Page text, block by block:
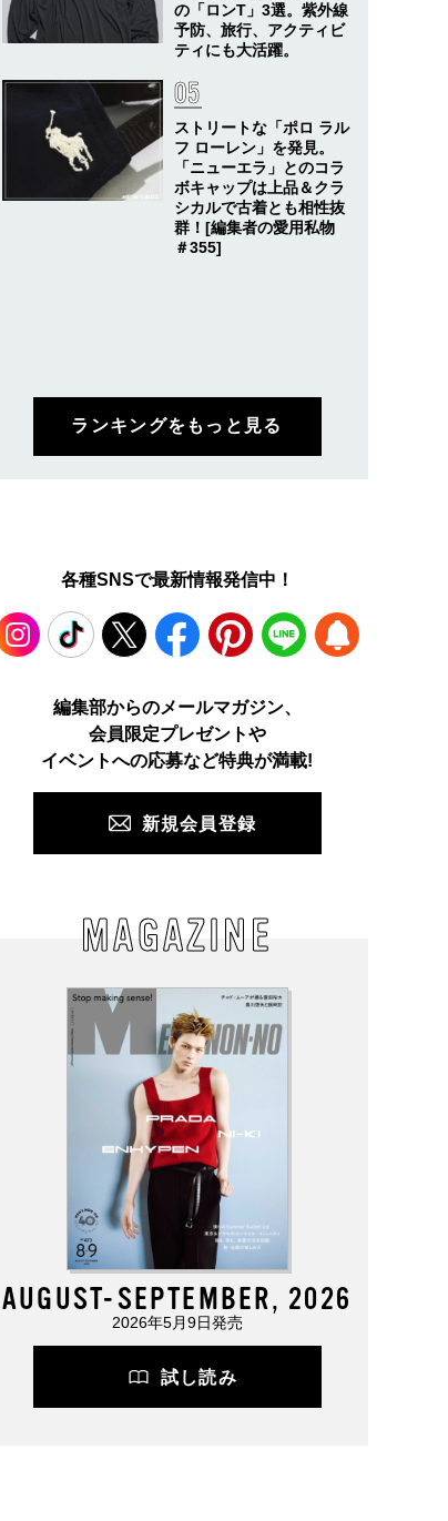
の「ロンT」3選。紫外線
予防、旅行、アクティビ
ティにも大活躍。
ストリートな「ポロ ラル
フ ローレン」を発見。
「ニューエラ」とのコラ
ボキャップは上品＆クラ
シカルで古着とも相性抜
群！[編集者の愛用私物
＃355]
ランキングをもっと見る
各種SNSで最新情報発信中！
TikTok Facebook Pinterest LINE
編集部からのメールマガジン、
会員限定プレゼントや
イベントへの応募など特典が満載!
新規会員登録
MAGAZINE
AUGUST-SEPTEMBER, 2026
2026年5月9日発売
試し読み